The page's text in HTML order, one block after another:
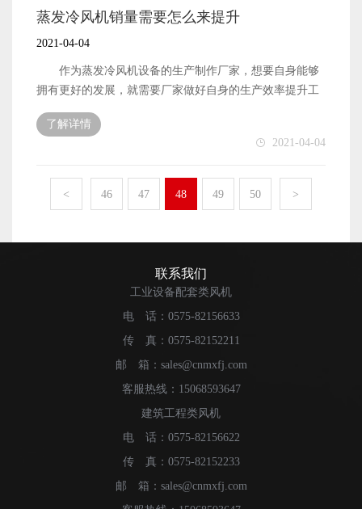
以更好地进行生产制作工作。也就能够将风机设备的质量
提升起来了。 以上便是蒸发冷风机设备的质量想要被
提升起来，需要做好的相关工作内容了。
蒸发冷风机的产量想要被提升起来，首先便是需要厂
有不错的数量和质量保障，那么自然也就能够帮助厂家更
好地进行生产工作了。厂家的生产制作工作能够高效快速
地进行，自然也就能够拥有更多的产量了。 蒸发冷风
原材料采购工作之外，还有便是需要厂家做好自身的生产
技术提升工作的。厂家自身的生产技术越专业和先进，那
蒸发冷风机销量需要怎么来提升
2021-04-04
作为蒸发冷风机设备的生产制作厂家，想要自身能够
拥有更好的发展，就需要厂家做好自身的生产效率提升工
作，生产制作出更多可以用来销售的风机设备。风机设备
的销量越高，那么也就能够帮助厂家提升经济收入。厂家
的经济收入越高，自身的发展进步也就会越快速。 蒸
是风机设备的生产原材料采购工作了。厂家做好了生产原
材料的采购工作，能够拥有优质的原材料来进行风机设备
高的质量和性能的。产品设备的性能越好，质量越高，那
么也就能够拥有更高的销量了。 蒸发冷风机的销量想
要被提升起来，除了需要厂家做好风机设备的质量保障工
了。厂家自身的生产技术被提升起来了之后，才能确保生
产制作出来的产品能够拥有不错的质量。这样也就能够确
保风机设备拥有不错的销量了。 以上便是蒸发冷风机
的销量想要被提升起来，作为生产制作厂家需要做好的相
了解详情
2021-04-04
< 46 47 48 49 50 >
联系我们
工业设备配套类风机
电 话：0575-82156633
传 真：0575-82152211
邮 箱：sales@cnmxfj.com
客服热线：15068593647
建筑工程类风机
电 话：0575-82156622
传 真：0575-82152233
邮 箱：sales@cnmxfj.com